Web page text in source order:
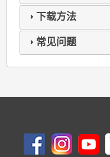
下载方法
常见问题